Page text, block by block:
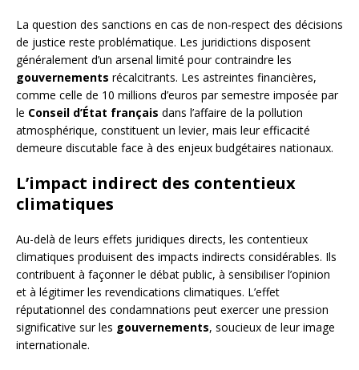
La question des sanctions en cas de non-respect des décisions
de justice reste problématique. Les juridictions disposent
généralement d’un arsenal limité pour contraindre les
gouvernements récalcitrants. Les astreintes financières,
comme celle de 10 millions d’euros par semestre imposée par
le Conseil d’État français dans l’affaire de la pollution
atmosphérique, constituent un levier, mais leur efficacité
demeure discutable face à des enjeux budgétaires nationaux.
L’impact indirect des contentieux
climatiques
Au-delà de leurs effets juridiques directs, les contentieux
climatiques produisent des impacts indirects considérables. Ils
contribuent à façonner le débat public, à sensibiliser l’opinion
et à légitimer les revendications climatiques. L’effet
réputationnel des condamnations peut exercer une pression
significative sur les gouvernements, soucieux de leur image
internationale.